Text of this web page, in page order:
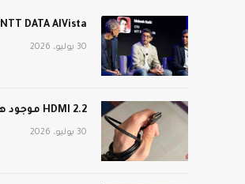
NTT DATA AIVista وSnowflake: الهوية وحدها لن تؤمّن عملاء الذكاء الاصطناعي في المؤسسة
30 يوليو، 2026
HDMI 2.2 موجود هنا ليبيع لك كابلًا لا يمكن لجهاز التلفزيون استخدامه
30 يوليو، 2026